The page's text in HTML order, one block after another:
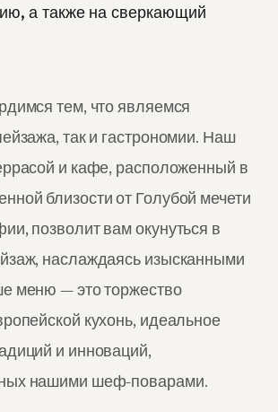
а также на сверкающий
тем, что являемся
так и гастрономии. Наш
и кафе, расположенный в
близости от Голубой мечети
позволит вам окунуться в
наслаждаясь изысканными
меню — это торжество
кухонь, идеальное
и инноваций,
нашими шеф-поварами.